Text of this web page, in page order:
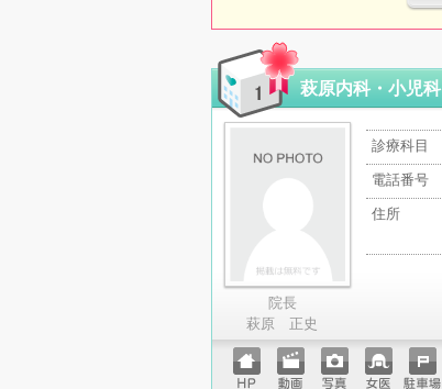
萩原内科・小児科
院長
萩原 正史
診療科目
電話番号
住所